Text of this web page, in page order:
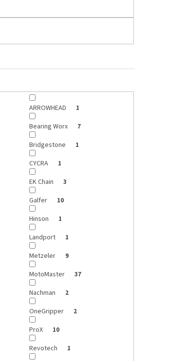
ARROWHEAD 1
Bearing Worx 7
Bridgestone 1
CYCRA 1
EK Chain 3
Galfer 10
Hinson 1
Landport 1
Metzeler 9
MotoMaster 37
Nachman 2
OneGripper 2
ProX 10
Revotech 1